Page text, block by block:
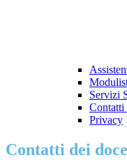
Servizi
Contatti
Privacy
Contatti dei